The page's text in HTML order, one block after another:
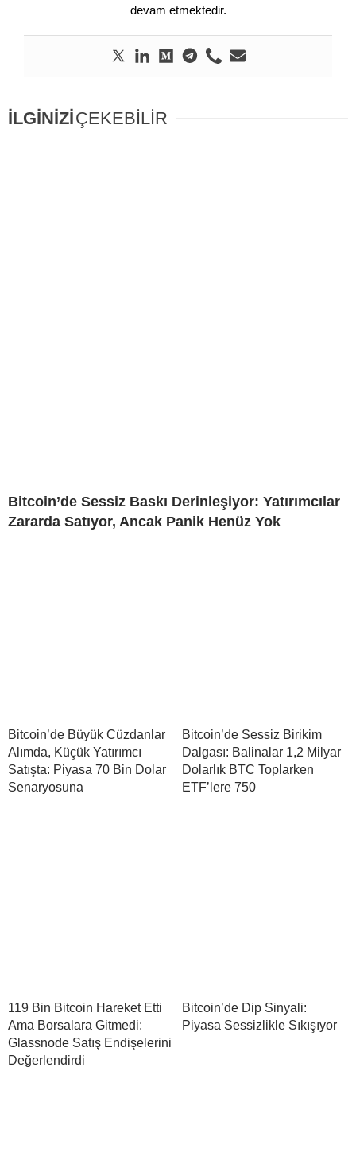
devam etmektedir.
İLGİNİZİÇEKEBİLİR
Bitcoin’de Sessiz Baskı Derinleşiyor: Yatırımcılar
Zararda Satıyor, Ancak Panik Henüz Yok
Bitcoin’de Büyük Cüzdanlar
Alımda, Küçük Yatırımcı
Satışta: Piyasa 70 Bin Dolar
Senaryosuna
Bitcoin’de Sessiz Birikim
Dalgası: Balinalar 1,2 Milyar
Dolarlık BTC Toplarken
ETF’lere 750
119 Bin Bitcoin Hareket Etti
Ama Borsalara Gitmedi:
Glassnode Satış Endişelerini
Değerlendirdi
Bitcoin’de Dip Sinyali:
Piyasa Sessizlikle Sıkışıyor